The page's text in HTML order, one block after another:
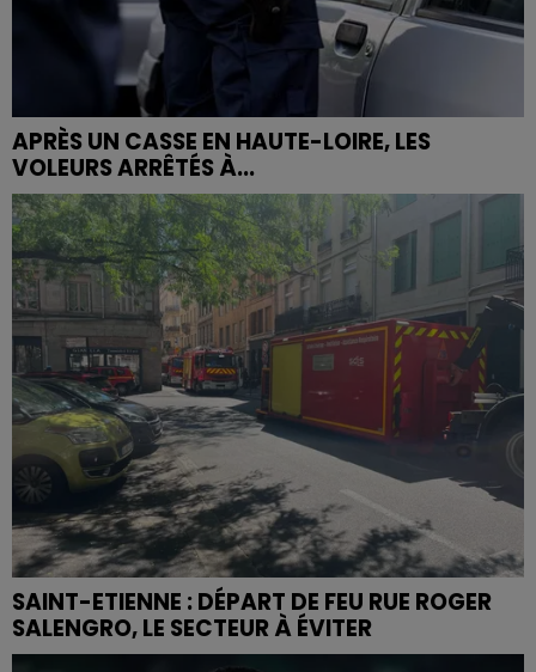
APRÈS UN CASSE EN HAUTE-LOIRE, LES
VOLEURS ARRÊTÉS À...
SAINT-ETIENNE : DÉPART DE FEU RUE ROGER
SALENGRO, LE SECTEUR À ÉVITER